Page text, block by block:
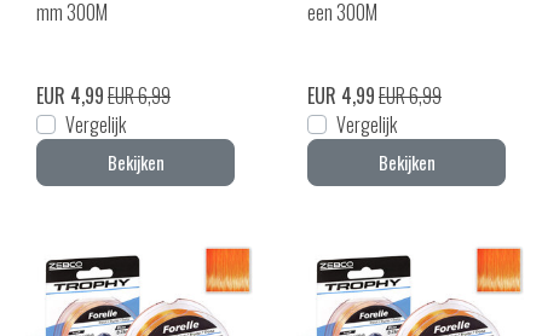
mm 300M
EUR 4,99EUR 6,99
Vergelijk
Bekijken
een 300M
EUR 4,99EUR 6,99
Vergelijk
Bekijken